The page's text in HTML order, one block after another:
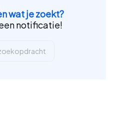
wat je zoekt?
notificatie!